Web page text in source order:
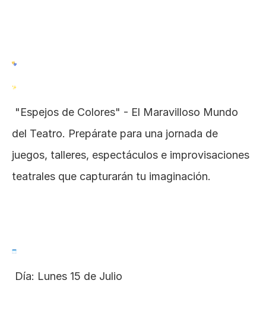
del Teatro. Prepárate para una jornada de
juegos, talleres, espectáculos e improvisaciones
teatrales que capturarán tu imaginación.
Día: Lunes 15 de Julio